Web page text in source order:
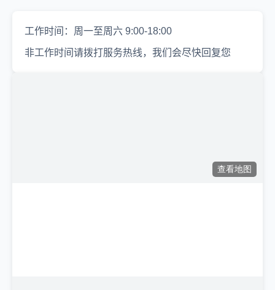
工作时间：周一至周六 9:00-18:00
非工作时间请拨打服务热线，我们会尽快回复您